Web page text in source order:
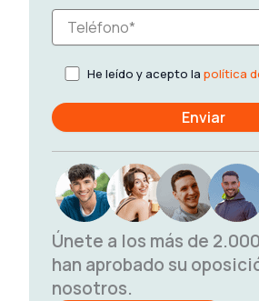
He leído y acepto la política
Únete a los más de
han aprobado su
nosotros.